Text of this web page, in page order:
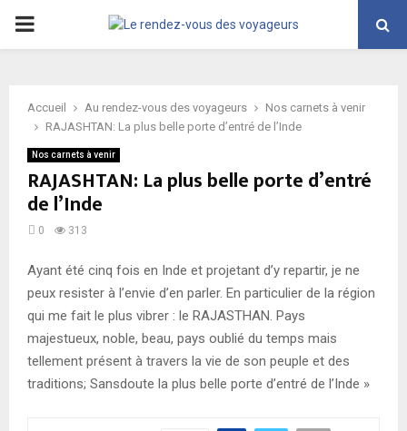
PRIMARY
Accueil Au rendez-vous des voyageurs
Nos carnets à venir
RAJASHTAN: La plus belle porte d’entré de l’Inde
Nos carnets à venir
RAJASHTAN: La plus belle porte d’entré
de l’Inde
0 313
Ayant été cinq fois en Inde et projetant d’y repartir, je ne
peux resister à l’envie d’en parler. En particulier de la région
qui me fait le plus vibrer : le RAJASTHAN. Pays
majestueux, noble, beau, pays oublié du temps mais
tellement présent à travers la vie de son peuple et des
traditions; Sansdoute la plus belle porte d’entré de l’Inde »